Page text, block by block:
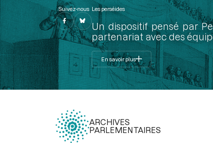
Suivez-nous Les perséides
Un dispositif pensé par
partenariat avec des
En savoir plus
ARCHIVES
PARLEMENTAIRES